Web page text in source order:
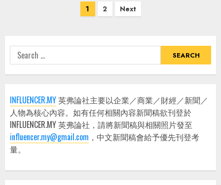
1 2 Next
Search
for:
INFLUENCER.MY英弗論社主要以企業／商業／財經／新聞／
人物為核心內容。如有任何相關內容新聞稿欲刊登於
INFLUENCER.MY 英弗論社，請將新聞稿與相關照片發至
influencer.my@gmail.com ，中文新聞稿會給予優先刊登考
量。